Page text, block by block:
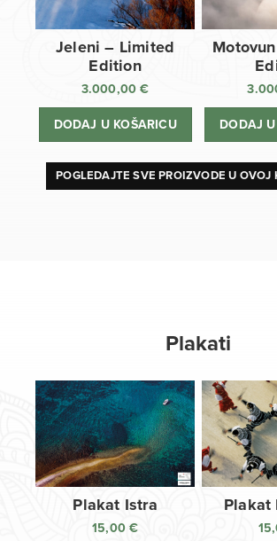
Jeleni – Limited
Edition
3.000,00€
DODAJ U KOŠARICU DODAJ
POGLEDAJTE SVE PROIZVODE U OVOJ
Plakati
Plakat Istra
15,00€
Plakat